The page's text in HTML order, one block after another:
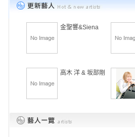
金聖響&Siena
高木 洋 & 坂部剛